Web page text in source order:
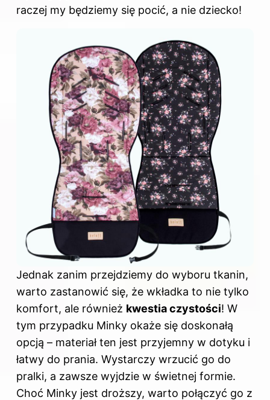
raczej my będziemy się pocić, a nie dziecko!
Jednak zanim przejdziemy do wyboru tkanin,
warto zastanowić się, że wkładka to nie tylko
komfort, ale również kwestia czystości! W
tym przypadku Minky okaże się doskonałą
opcją – materiał ten jest przyjemny w dotyku i
łatwy do prania. Wystarczy wrzucić go do
pralki, a zawsze wyjdzie w świetnej formie.
Choć Minky jest droższy, warto połączyć go z